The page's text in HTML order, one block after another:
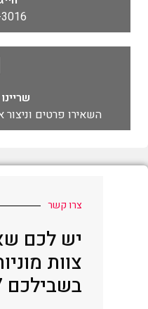
השאירו פרטים
צרו קשר
יש לכם
צוות
בשבילכם 24/7